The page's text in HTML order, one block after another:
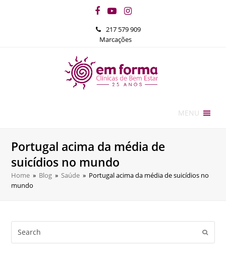
Facebook
YouTubeInstagram
217 579 909
Marcações
MENU
Portugal acima da média de
suicídios no mundo
Home » Blog » Saúde » Portugal acima da média de suicídios no
mundo